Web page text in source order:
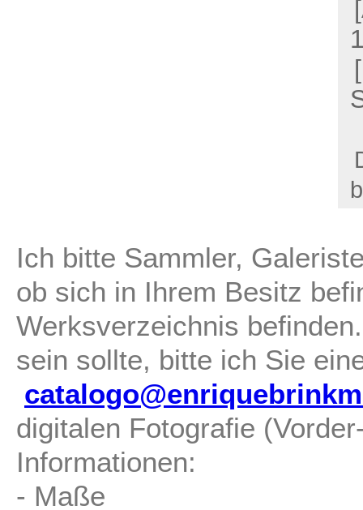
Ich bitte Sammler,
ob sich in Ihrem Besitz
Werksverzeichnis
sein sollte, bitte ich Sie
digitalen Fotografie
Informationen:
- Maße